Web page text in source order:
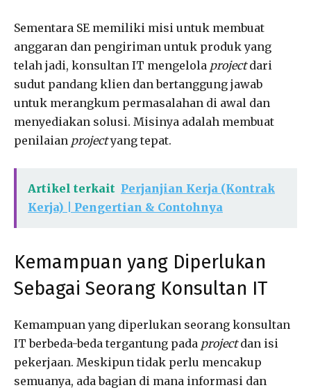
Sementara SE memiliki misi untuk membuat
anggaran dan pengiriman untuk produk yang
telah jadi, konsultan IT mengelola projectdari
sudut pandang klien dan bertanggung jawab
untuk merangkum permasalahan di awal dan
menyediakan solusi. Misinya adalah membuat
penilaian projectyang tepat.
Artikel terkait Perjanjian Kerja (Kontrak
Kerja) | Pengertian & Contohnya
Kemampuan yang Diperlukan
Sebagai Seorang Konsultan IT
Kemampuan yang diperlukan seorang konsultan
IT berbeda-beda tergantung pada projectdan isi
pekerjaan. Meskipun tidak perlu mencakup
semuanya, ada bagian di mana informasi dan